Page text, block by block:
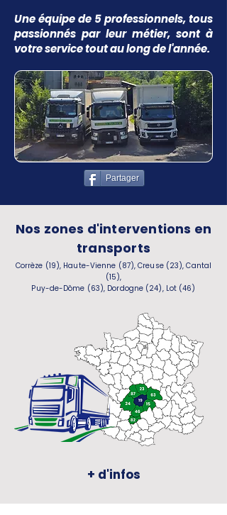
Une équipe de 5 professionnels, tous
passionnés par leur métier, sont à
votre service tout au long de l'année.
Partager
Nos zones d'interventions en
transports
Corrèze (19), Haute-Vienne (87), Creuse (23), Cantal
(15),
Puy-de-Dôme (63), Dordogne (24), Lot (46)
+ d'infos